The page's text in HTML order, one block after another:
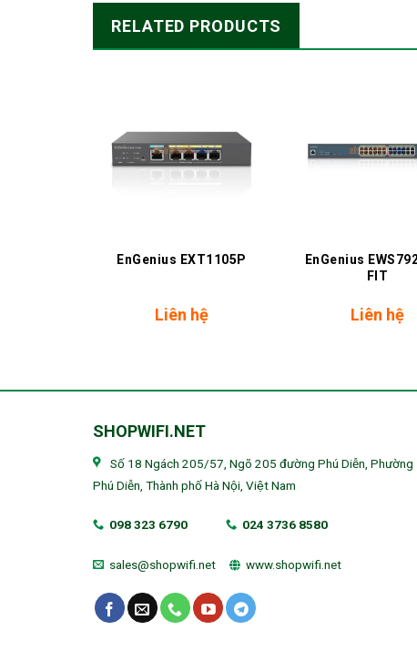
RELATED PRODUCTS
EnGenius EXT1105P
Liên hệ
EnGenius
FIT
Liên hệ
SHOPWIFI.NET
Số 18 Ngách 205/57, Ngõ 205 đường Phú Diễn, Phường
Phú Diễn, Thành phố Hà Nội, Việt Nam
098 323 6790 024 3736 8580
sales@shopwifi.net www.shopwifi.net